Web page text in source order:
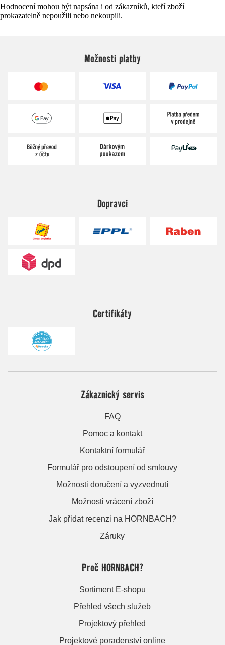
Hodnocení mohou být napsána i od zákazníků, kteří zboží
prokazatelně nepoužili nebo nekoupili.
Možnosti platby
Dopravci
Certifikáty
Zákaznický servis
FAQ
Pomoc a kontakt
Kontaktní formulář
Formulář pro odstoupení od smlouvy
Možnosti doručení a vyzvednutí
Možnosti vrácení zboží
Jak přidat recenzi na HORNBACH?
Záruky
Proč HORNBACH?
Sortiment E-shopu
Přehled všech služeb
Projektový přehled
Projektové poradenství online